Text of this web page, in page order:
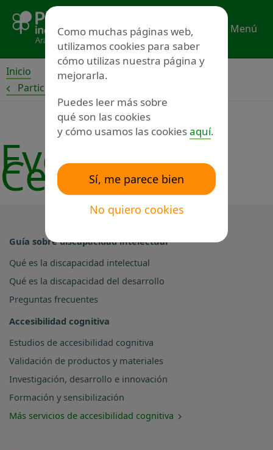
contenido
Menú
Inicio
Participa
Evento /
Celebración
Guía sobre discapacidad intelectual
Qué es la discapacidad intelectual
Qué es la discapacidad del desarrollo
Preguntas frecuentes
Accesibilidad cognitiva
Estudios de accesibilidad cognitiva
Validación de productos y materiales
Investigación, desarrollo e innovación
Formación y sensibilización
Más servicios de accesibilidad cognitiva
Como muchas páginas web,
utilizamos cookies para saber
cómo utilizas nuestra página y
mejorarla.
Puedes leer más sobre
qué son las cookies
y cómo usamos las cookiesaquí.
Sí, me parece bien
No quiero cookies